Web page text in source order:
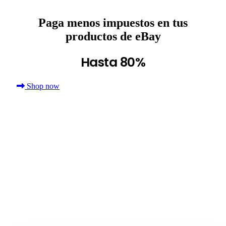
Paga menos impuestos en tus
productos de eBay
Hasta 80%
Shop now